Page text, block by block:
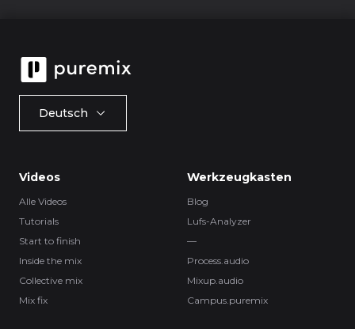
Deutsch
Videos
Alle Videos
Tutorials
Start to finish
Inside the mix
Collective mix
Mix fix
Werkzeugkasten
Blog
Lufs-Analyzer
—
Process.audio
Mixup.audio
Campus.puremix